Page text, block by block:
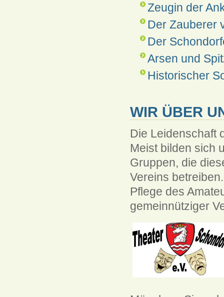
Zeugin der
Der Zauberer
Der
Arsen und
Historischer
WIR ÜBER
Die Leidenschaft
Meist bilden sich
Gruppen, die
Vereins
Pflege des
gemeinnütziger